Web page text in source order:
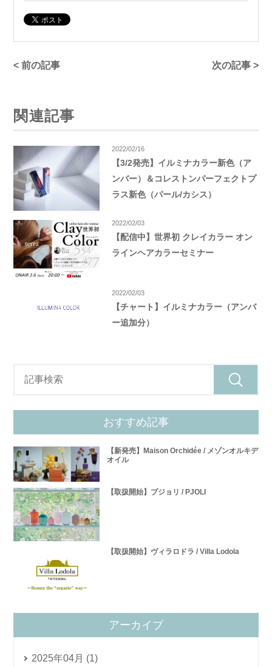
< 前の記事 次の記事 >
関連記事
2022/02/16
【3/2発売】イルミナカラー新色（ア
ンバー）＆コレストンパーフェクトプ
ラス新色（パール/カシス）
2022/02/03
【配信中】世界初 クレイカラー オン
ラインヘアカラーセミナー
2022/02/03
【チャート】イルミナカラー（アンバ
ー追加分）
おすすめ記事
【新発売】Maison Orchidée / メゾンオルキデ
オイル
【取扱開始】プジョリ / PJOLI
【取扱開始】ヴィラロドラ / Villa Lodola
アーカイブ
2025年04月 (1)